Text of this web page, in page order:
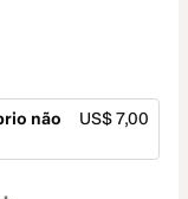
não
US$ 7,00